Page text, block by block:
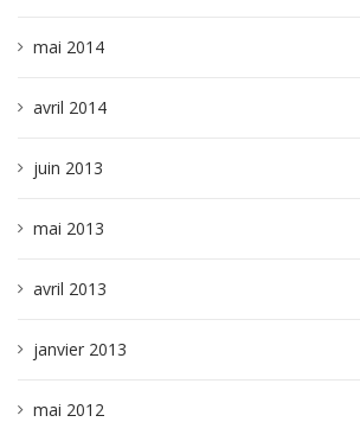
mai 2014
avril 2014
juin 2013
mai 2013
avril 2013
janvier 2013
mai 2012